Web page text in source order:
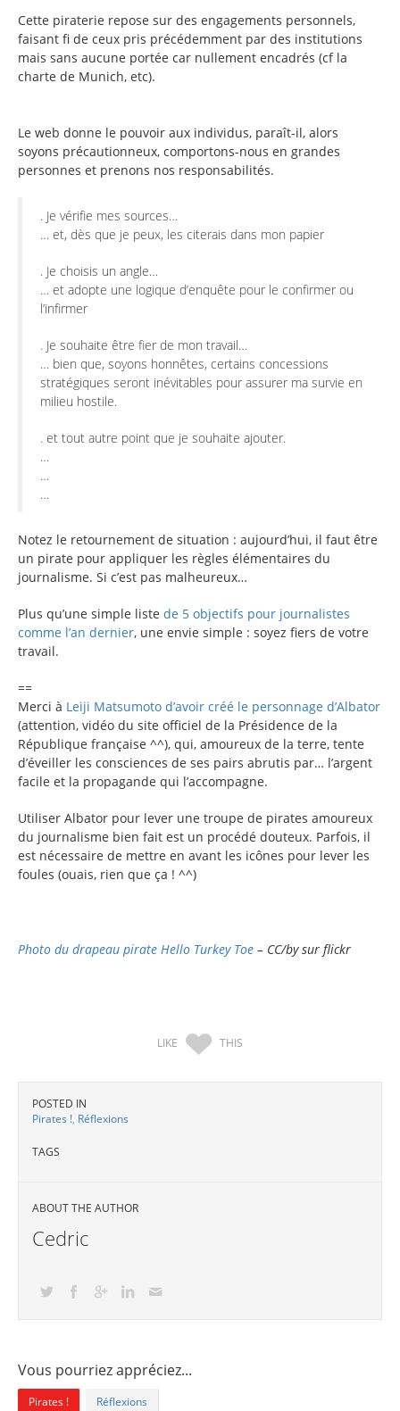
Cette piraterie repose sur des engagements personnels,
faisant fi de ceux pris précédemment par des institutions
mais sans aucune portée car nullement encadrés (cf la
charte de Munich, etc).
Le web donne le pouvoir aux individus, paraît-il, alors
soyons précautionneux, comportons-nous en grandes
personnes et prenons nos responsabilités.
. Je vérifie mes sources…
… et, dès que je peux, les citerais dans mon papier
. Je choisis un angle…
… et adopte une logique d’enquête pour le confirmer ou
l’infirmer
. Je souhaite être fier de mon travail…
… bien que, soyons honnêtes, certains concessions
stratégiques seront inévitables pour assurer ma survie en
milieu hostile.
. et tout autre point que je souhaite ajouter.
…
…
…
Notez le retournement de situation : aujourd’hui, il faut être
un pirate pour appliquer les règles élémentaires du
journalisme. Si c’est pas malheureux…
Plus qu’une simple liste de 5 objectifs pour journalistes
comme l’an dernier, une envie simple : soyez fiers de votre
travail.
==
Merci à Leiji Matsumoto d’avoir créé le personnage d’Albator
(attention, vidéo du site officiel de la Présidence de la
République française ^^), qui, amoureux de la terre, tente
d’éveiller les consciences de ses pairs abrutis par… l’argent
facile et la propagande qui l’accompagne.
Utiliser Albator pour lever une troupe de pirates amoureux
du journalisme bien fait est un procédé douteux. Parfois, il
est nécessaire de mettre en avant les icônes pour lever les
foules (ouais, rien que ça ! ^^)
Photo du drapeau pirate Hello Turkey Toe – CC/by sur flickr
LIKE THIS
POSTED IN
Pirates !, Réflexions
TAGS
ABOUT THE AUTHOR
Cedric
Vous pourriez appréciez...
Pirates ! Réflexions